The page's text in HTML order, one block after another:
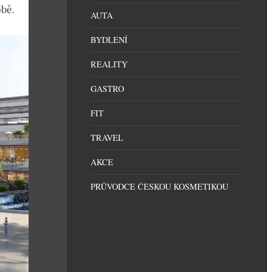
AUTA
BYDLENÍ
REALITY
GASTRO
FIT
TRAVEL
AKCE
PRŮVODCE ČESKOU KOSMETIKOU